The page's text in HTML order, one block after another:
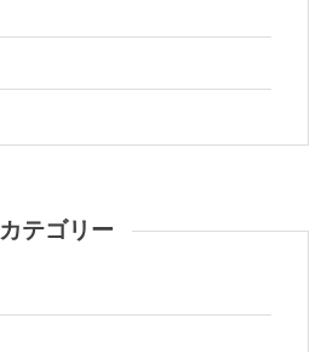
カテゴリー